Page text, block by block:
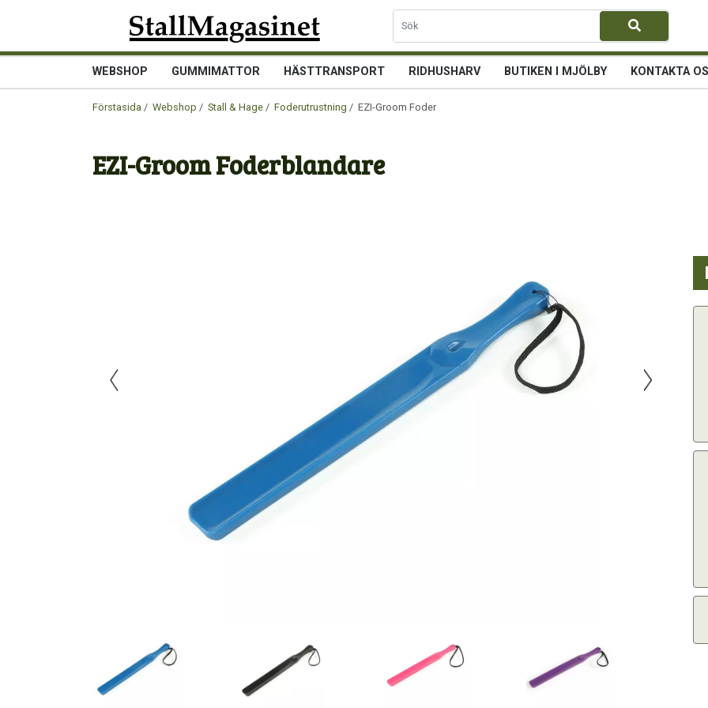
WEBSHOP GUMMIMATTOR HÄSTTRANSPORT RIDHUSHARV BUTIKEN I MJÖLBY KONTAKTA
Förstasida / Webshop / Stall & Hage / Foderutrustning / EZI-Groom Foderblandare
EZI-Groom Foderblandare